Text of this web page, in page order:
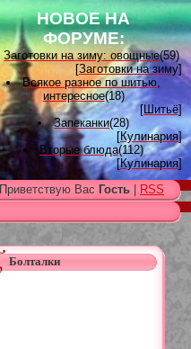
НОВОЕ НА
ФОРУМЕ:
Заготовки на зиму: овощные(59)
[Заготовки на зиму]
Всякое разное по шитью,
интересное(18)
[Шитьё]
Запеканки(28)
[Кулинария]
Вторые блюда(112)
[Кулинария]
Вышивка лентами(15)
[Вышивка лентами ]
Наградные розетки для
домашних питомцев, МК и
[Наградные розетки из атласной
ленты
Вяжем для детей(96)
Приветствую Вас Гость
RSS
Болталки